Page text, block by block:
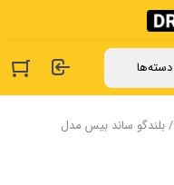
/ بلندگو ساند بیس مدل